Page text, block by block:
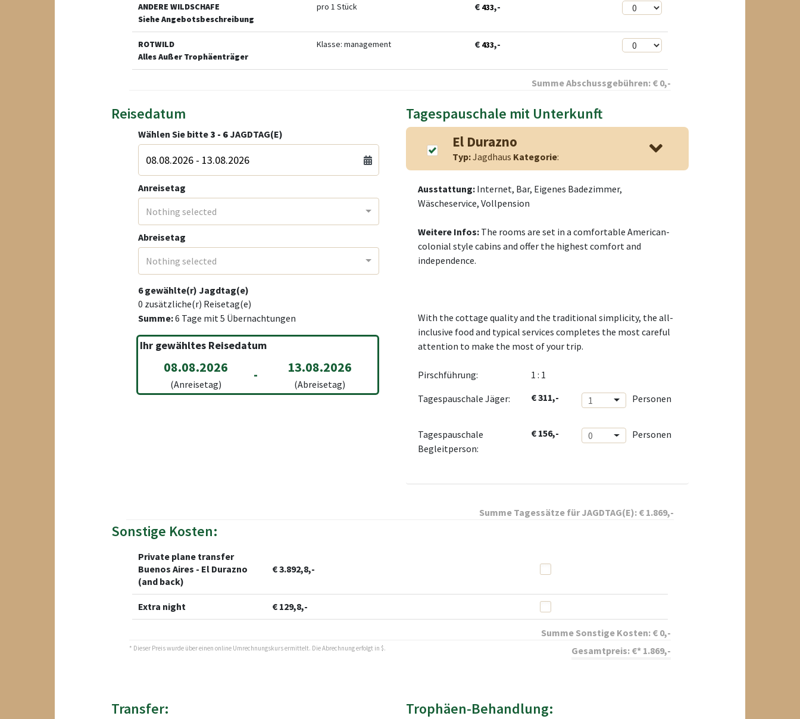
ANDERE WILDSCHAFE
Siehe Angebotsbeschreibung
pro 1 Stück € 433,-
ROTWILD
Alles Außer Trophäenträger
Klasse: management € 433,-
Summe Abschussgebühren: € 0,-
Reisedatum
Wählen Sie bitte 3 - 6JAGDTAG(E)
Anreisetag
Nothing selected
Abreisetag
Nothing selected
6gewählte(r) Jagdtag(e)
0 zusätzliche(r) Reisetag(e)
Summe:6 Tage mit5 Übernachtungen
Ihr gewähltes Reisedatum
08.08.2026
(Anreisetag)
- 13.08.2026
(Abreisetag)
Tagespauschale mit Unterkunft
El Durazno
Typ:Jagdhaus Kategorie:
Ausstattung: Internet, Bar, Eigenes Badezimmer,
Wäscheservice, Vollpension
Weitere Infos: The rooms are set in a comfortable American-
colonial style cabins and offer the highest comfort and
independence.
With the cottage quality and the traditional simplicity, the all-
inclusive food and typical services completes the most careful
attention to make the most of your trip.
Pirschführung:
1 : 1
Tagespauschale Jäger:
€ 311,- 1 Personen
Tagespauschale
Begleitperson:
€ 156,- 0 Personen
Summe Tagessätze fürJAGDTAG(E): € 1.869,-
Sonstige Kosten:
Private plane transfer
Buenos Aires - El Durazno
(and back)
€ 3.892,8,-
Extra night € 129,8,-
Summe Sonstige Kosten: € 0,-
Gesamtpreis: €* 1.869,-
* Dieser Preis wurde über einen online Umrechnungskurs ermittelt. Die Abrechnung erfolgt in $.
Transfer: Trophäen-Behandlung: